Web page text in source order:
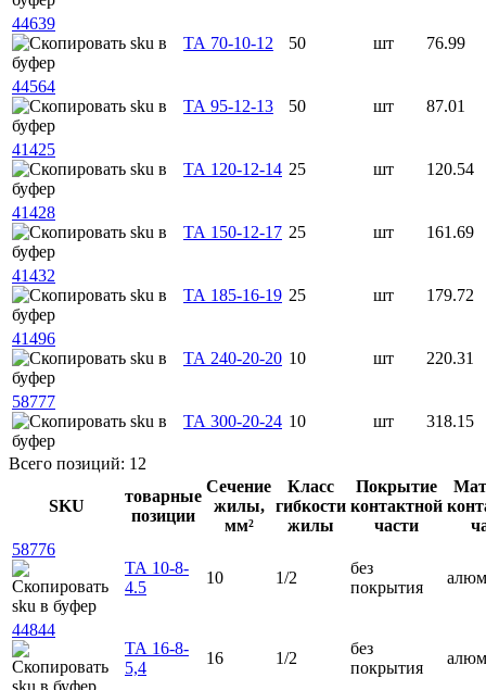
44639
ТА 70-10-12
50 шт 76.99
44564
ТА 95-12-13
50 шт 87.01
41425
ТА 120-12-14 25 шт 120.54
41428
ТА 150-12-17 25 шт 161.69
41432
ТА 185-16-19 25 шт 179.72
41496
ТА 240-20-20 10 шт 220.31
58777
ТА 300-20-24 10 шт 318.15
Всего позиций: 12
SKU
товарные
позиции
Сечение
жилы,
мм²
Класс
гибкости
жилы
Покрытие
контактной
части
58776
ТА 10-8-
4.5
10 1/2
без
покрытия
44844
ТА 16-8-
5,4
16 1/2
без
покрытия